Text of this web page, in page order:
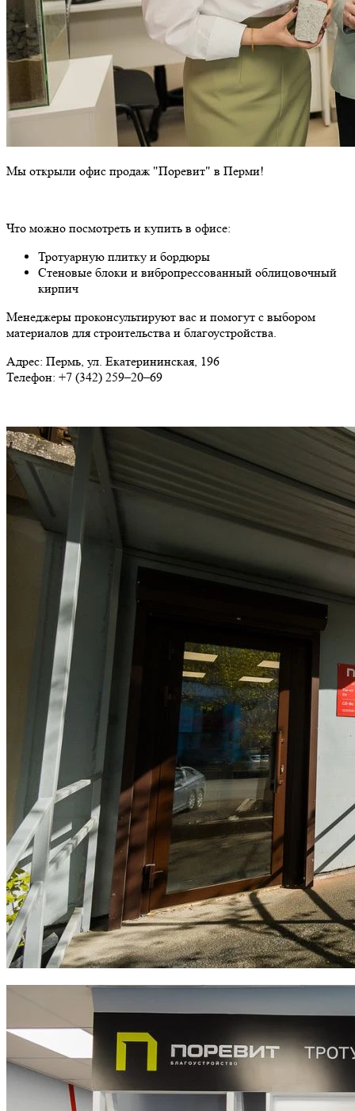
Мы открыли офис продаж "Поревит" в Перми!
Что можно посмотреть и купить в офисе:
Тротуарную плитку и бордюры
Стеновые блоки и вибропрессованный облицовочный
кирпич
Менеджеры проконсультируют вас и помогут с выбором
материалов для строительства и благоустройства.
Адрес: Пермь, ул. Екатерининская, 196
Телефон: +7 (342) 259‒20‒69